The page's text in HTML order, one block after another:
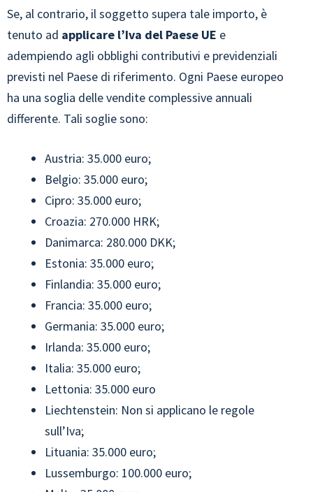
Se, al contrario, il soggetto supera tale importo, è
tenuto ad applicare l’Iva del Paese UE e
adempiendo agli obblighi contributivi e previdenziali
previsti nel Paese di riferimento. Ogni Paese europeo
ha una soglia delle vendite complessive annuali
differente. Tali soglie sono:
Austria: 35.000 euro;
Belgio: 35.000 euro;
Cipro: 35.000 euro;
Croazia: 270.000 HRK;
Danimarca: 280.000 DKK;
Estonia: 35.000 euro;
Finlandia: 35.000 euro;
Francia: 35.000 euro;
Germania: 35.000 euro;
Irlanda: 35.000 euro;
Italia: 35.000 euro;
Lettonia: 35.000 euro
Liechtenstein: Non si applicano le regole
sull’Iva;
Lituania: 35.000 euro;
Lussemburgo: 100.000 euro;